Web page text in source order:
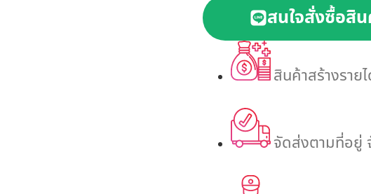
สนใจสั่งซื้อสิ
สินค้าสร้างราย
จัดส่งตามที่อยู่